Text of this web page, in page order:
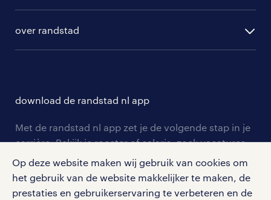
Op deze website maken wij gebruik van cookies om
het gebruik van de website makkelijker te maken, de
prestaties en gebruikerservaring te verbeteren en de
randstad digital
hr-diensten
branches
tarieven
personeel gezocht
solliciteren
blogs en artikelen
salarischecker
bruto-netto calculator
over randstad
onze vestigingen
pers
klachten en misstanden
download de randstad nl app
Met de randstad nl app zet je de volgende stap in je
carrière. Bekijk je rooster of salaris, zoek vacatures
en ontvang berichten van je intercedent.
Eenvoudig, snel en overal.
apple app store